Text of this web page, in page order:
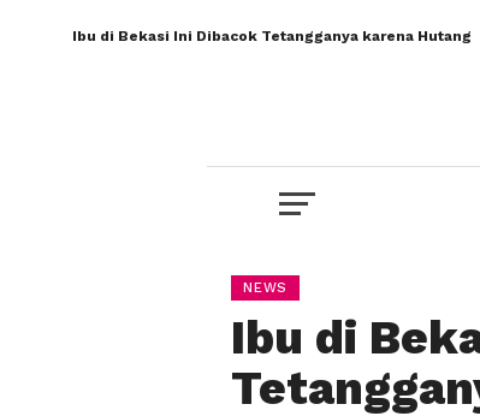
Ibu di Bekasi Ini Dibacok Tetangganya karena Hutang
NEWS
Ibu di